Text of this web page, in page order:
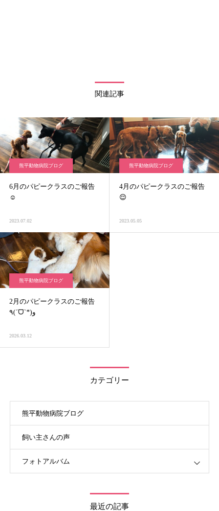
関連記事
熊平動物病院ブログ
6月のパピークラスのご報告
☺️
2023.07.02
熊平動物病院ブログ
4月のパピークラスのご報告
😌
2023.05.05
熊平動物病院ブログ
2月のパピークラスのご報告
٩(ˊᗜˋ*)و
2026.03.12
カテゴリー
熊平動物病院ブログ
飼い主さんの声
フォトアルバム
最近の記事